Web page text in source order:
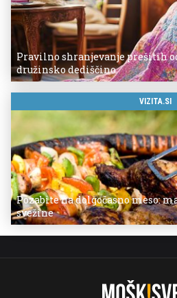
Pravilno shranjevanje prešitih
družinsko dediščino
VIZITA.SI
Pozabite na dolgočasno meso:
svežine